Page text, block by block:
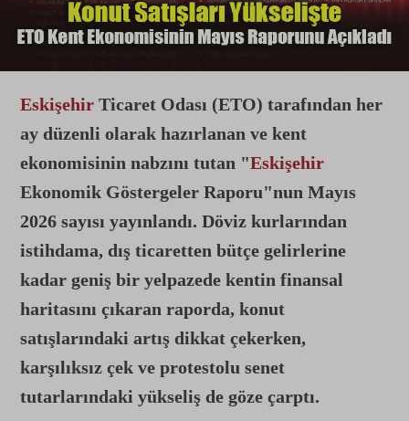
Eskişehir Ticaret Odası (ETO) tarafından her
ay düzenli olarak hazırlanan ve kent
ekonomisinin nabzını tutan "Eskişehir
Ekonomik Göstergeler Raporu"nun Mayıs
2026 sayısı yayınlandı. Döviz kurlarından
istihdama, dış ticaretten bütçe gelirlerine
kadar geniş bir yelpazede kentin finansal
haritasını çıkaran raporda, konut
satışlarındaki artış dikkat çekerken,
karşılıksız çek ve protestolu senet
tutarlarındaki yükseliş de göze çarptı.